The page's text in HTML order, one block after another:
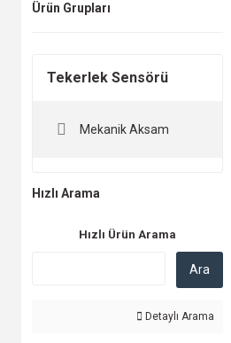
Ürün Grupları
Tekerlek Sensörü
Mekanik Aksam
Hızlı Arama
Hızlı Ürün Arama
Ara
Detaylı Arama